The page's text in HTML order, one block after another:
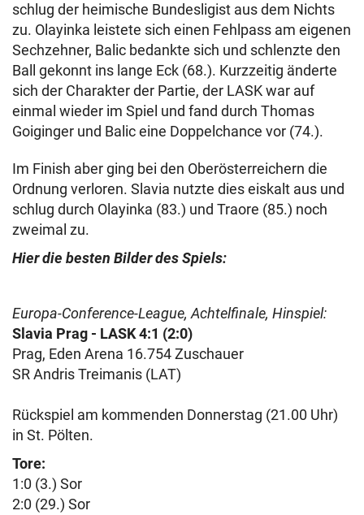
schlug der heimische Bundesligist aus dem Nichts
zu. Olayinka leistete sich einen Fehlpass am eigenen
Sechzehner, Balic bedankte sich und schlenzte den
Ball gekonnt ins lange Eck (68.). Kurzzeitig änderte
sich der Charakter der Partie, der LASK war auf
einmal wieder im Spiel und fand durch Thomas
Goiginger und Balic eine Doppelchance vor (74.).
Im Finish aber ging bei den Oberösterreichern die
Ordnung verloren. Slavia nutzte dies eiskalt aus und
schlug durch Olayinka (83.) und Traore (85.) noch
zweimal zu.
Hier die besten Bilder des Spiels:
Europa-Conference-League, Achtelfinale, Hinspiel:
Slavia Prag - LASK 4:1 (2:0)
Prag, Eden Arena 16.754 Zuschauer
SR Andris Treimanis (LAT)
Rückspiel am kommenden Donnerstag (21.00 Uhr)
in St. Pölten.
Tore:
1:0 (3.) Sor
2:0 (29.) Sor